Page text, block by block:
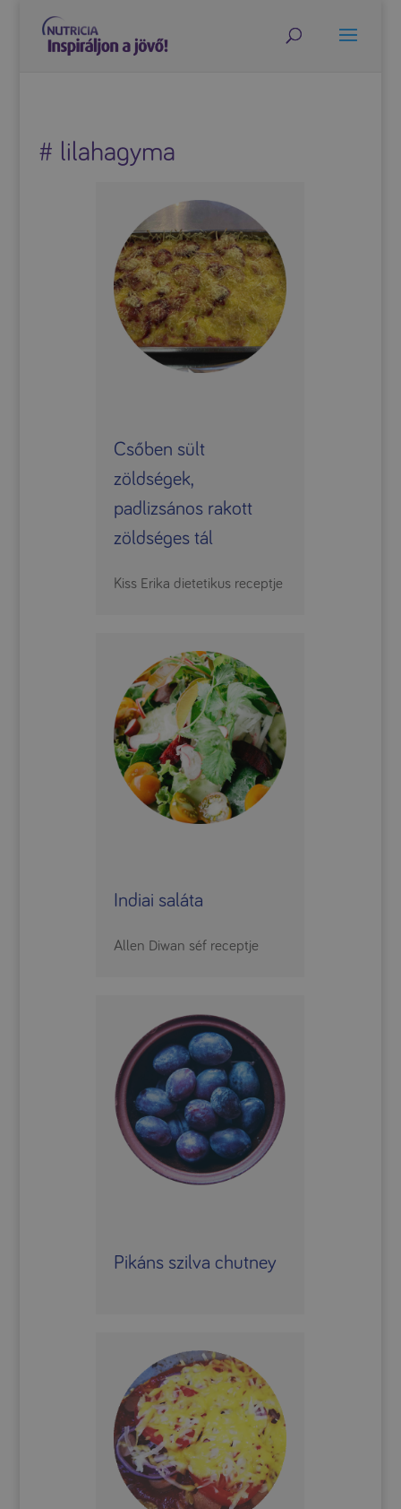
# lilahagyma
Csőben sült
zöldségek,
padlizsános rakott
zöldséges tál
Kiss Erika dietetikus receptje
Indiai saláta
Allen Diwan séf receptje
Pikáns szilva chutney